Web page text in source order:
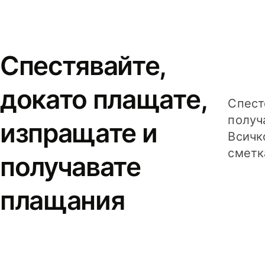
Спестявайте,
докато плащате,
изпращате и
получавате
плащания